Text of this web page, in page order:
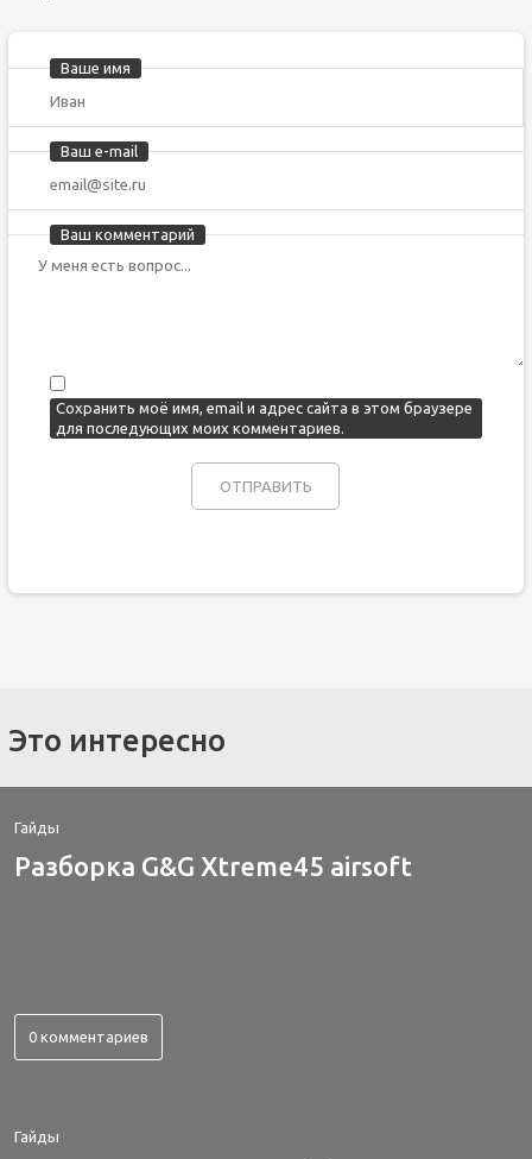
Ваше имя
Ваш e-mail
Ваш комментарий
Сохранить моё имя, email и адрес сайта в этом браузере
для последующих моих комментариев.
Это интересно
Гайды
Разборка G&G Xtreme45 airsoft
0 комментариев
Гайды